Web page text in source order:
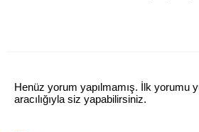
Henüz yorum yapılmamış. İlk yorumu
aracılığıyla siz yapabilirsiniz.